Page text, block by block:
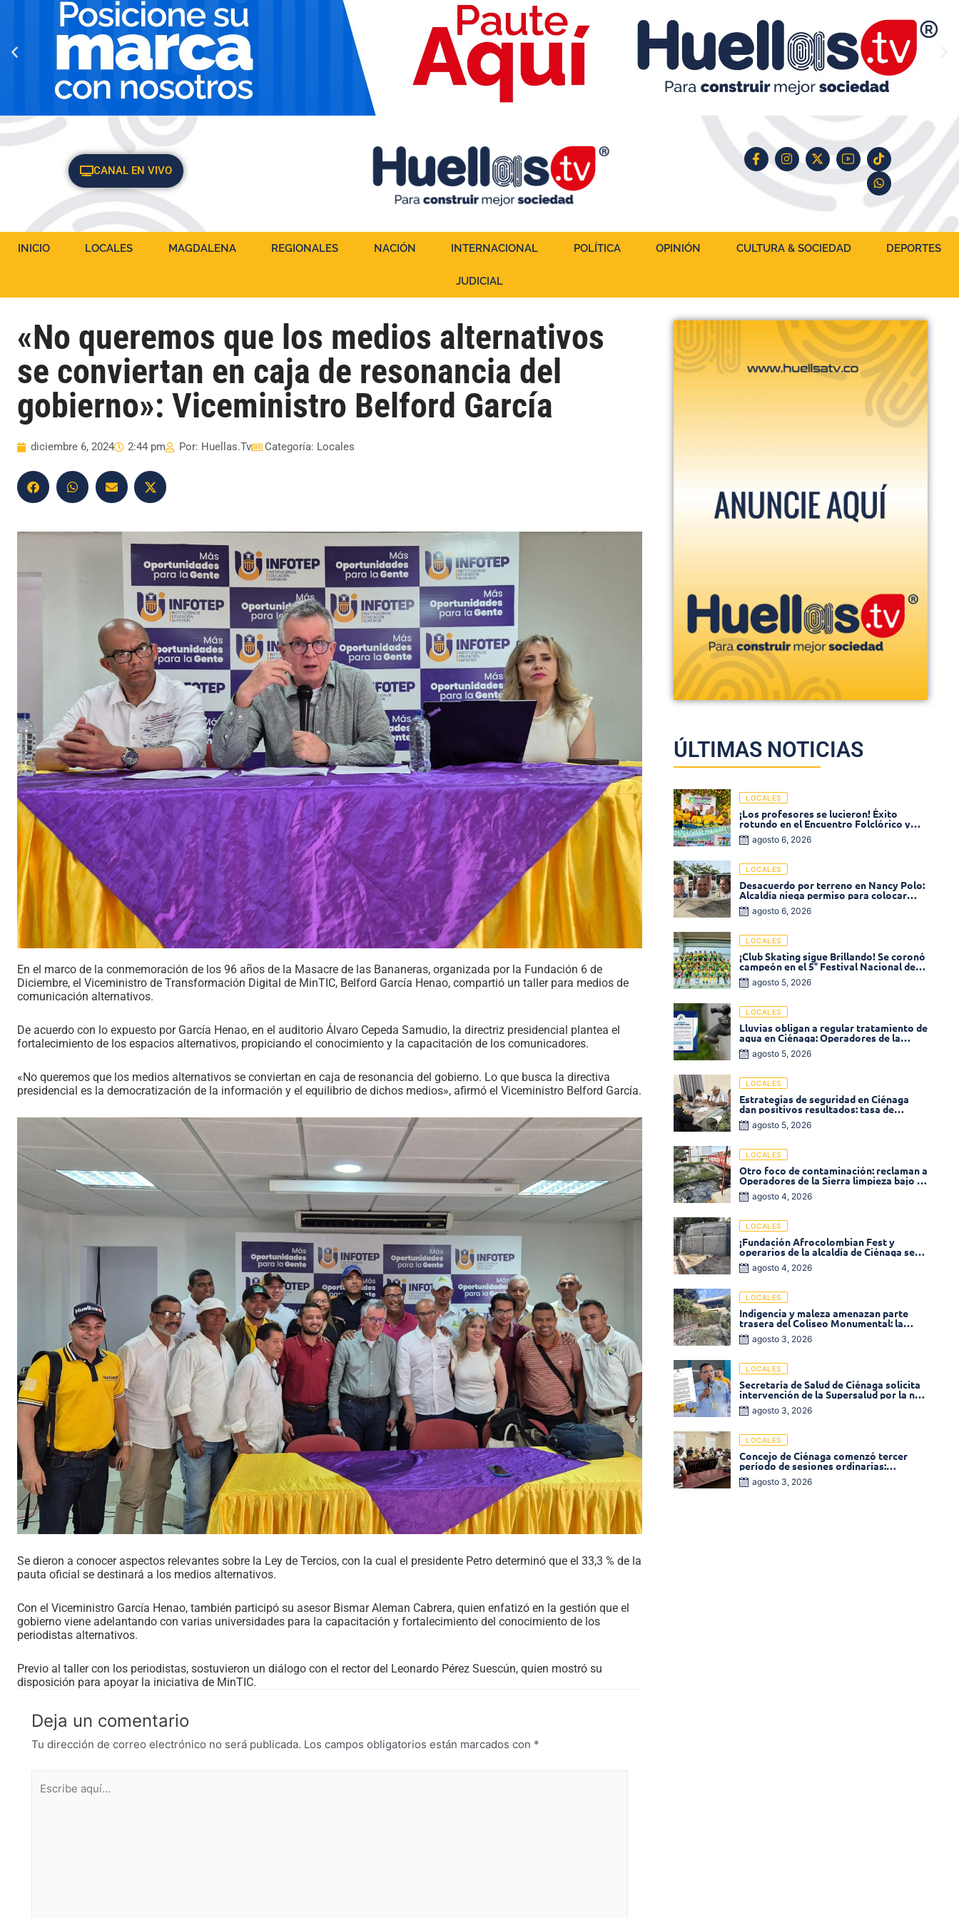
CANAL EN VIVO
INICIO LOCALES MAGDALENA REGIONALES NACIÓN INTERNACIONAL POLÍTICA OPINIÓN CULTURA & SOCIEDAD DEPORTES
JUDICIAL
«No queremos que los medios alternativos
se conviertan en caja de resonancia del
gobierno»: Viceministro Belford García
diciembre 6, 2024 2:44 pm Por: Huellas.Tv Categoría: Locales
En el marco de la conmemoración de los 96 años de la Masacre de las Bananeras, organizada por la Fundación 6 de
Diciembre, el Viceministro de Transformación Digital de MinTIC, Belford García Henao, compartió un taller para medios de
comunicación alternativos.
De acuerdo con lo expuesto por García Henao, en el auditorio Álvaro Cepeda Samudio, la directriz presidencial plantea el
fortalecimiento de los espacios alternativos, propiciando el conocimiento y la capacitación de los comunicadores.
«No queremos que los medios alternativos se conviertan en caja de resonancia del gobierno. Lo que busca la directiva
presidencial es la democratización de la información y el equilibrio de dichos medios», afirmó el Viceministro Belford García.
Se dieron a conocer aspectos relevantes sobre la Ley de Tercios, con la cual el presidente Petro determinó que el 33,3 % de la
pauta oficial se destinará a los medios alternativos.
Con el Viceministro García Henao, también participó su asesor Bismar Aleman Cabrera, quien enfatizó en la gestión que el
gobierno viene adelantando con varias universidades para la capacitación y fortalecimiento del conocimiento de los
periodistas alternativos.
Previo al taller con los periodistas, sostuvieron un diálogo con el rector del Leonardo Pérez Suescún, quien mostró su
disposición para apoyar la iniciativa de MinTIC.
Deja un comentario
Tu dirección de correo electrónico no será publicada. Los campos obligatorios están marcados con *
ÚLTIMAS NOTICIAS
LOCALES
¡Los profesores se lucieron! Éxito
rotundo en el Encuentro Folclórico y
Cultural del Magisterio 2026 en Ciénaga
agosto 6, 2026
LOCALES
Desacuerdo por terreno en Nancy Polo:
Alcaldía niega permiso para colocar
venta de comidas
agosto 6, 2026
LOCALES
¡Club Skating sigue Brillando! Se coronó
campeón en el 5° Festival Nacional de
Patinaje «Soledad sobre Ruedas»
agosto 5, 2026
LOCALES
Lluvias obligan a regular tratamiento de
agua en Ciénaga: Operadores de la
Sierra anuncia baja presión en varios
sectores
agosto 5, 2026
LOCALES
Estrategias de seguridad en Ciénaga
dan positivos resultados: tasa de
homicidios disminuyó un 58% en 2026
agosto 5, 2026
LOCALES
Otro foco de contaminación: reclaman a
Operadores de la Sierra limpieza bajo el
puente de la calle 19 con carrera 11
agosto 4, 2026
LOCALES
¡Fundación Afrocolombian Fest y
operarios de la alcaldía de Ciénaga se
ponen la 10! Realizan limpieza de la
parte posterior del Coliseo
agosto 4, 2026
LOCALES
Indigencia y maleza amenazan parte
trasera del Coliseo Monumental: la
comunidad exige acción inmediata!
agosto 3, 2026
LOCALES
Secretaría de Salud de Ciénaga solicita
intervención de la Supersalud por la no
entrega de medicamentos en las EPS
agosto 3, 2026
LOCALES
Concejo de Ciénaga comenzó tercer
período de sesiones ordinarias:
Operadores de la Sierra tema central de
la plenaria
agosto 3, 2026